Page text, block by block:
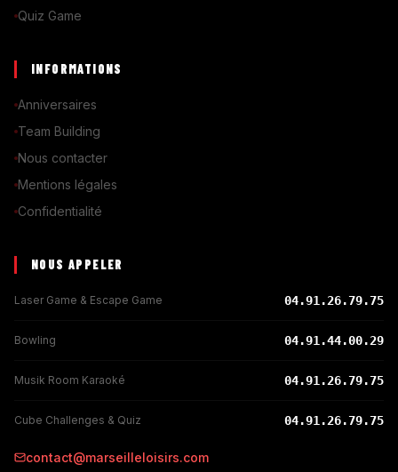
Quiz Game
INFORMATIONS
Anniversaires
Team Building
Nous contacter
Mentions légales
Confidentialité
NOUS APPELER
Laser Game & Escape Game 04.91.26.79.75
Bowling 04.91.44.00.29
Musik Room Karaoké 04.91.26.79.75
Cube Challenges & Quiz 04.91.26.79.75
contact@marseilleloisirs.com